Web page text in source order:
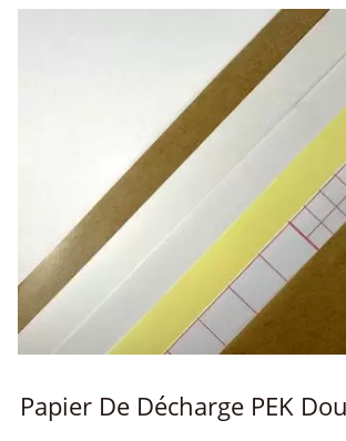
Papier De Décharge PEK